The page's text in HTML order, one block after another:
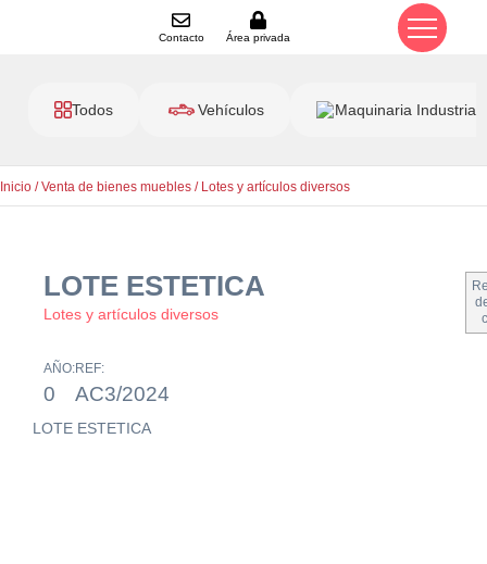
Contacto Área privada
Todos Vehículos Maquinaria Industrial
Inicio /Venta de bienes muebles / Lotes y artículos diversos
LOTE ESTETICA
Lotes y artículos diversos
AÑO:
0
REF:
AC3/2024
LOTE ESTETICA